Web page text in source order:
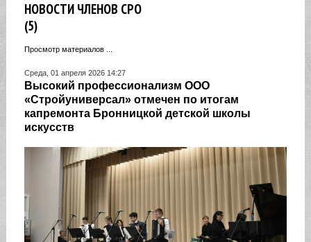
НОВОСТИ ЧЛЕНОВ СРО
(5)
Просмотр материалов ...
Среда, 01 апреля 2026 14:27
Высокий профессионализм ООО
«Стройуниверсал» отмечен по итогам
капремонта Бронницкой детской школы
искусств